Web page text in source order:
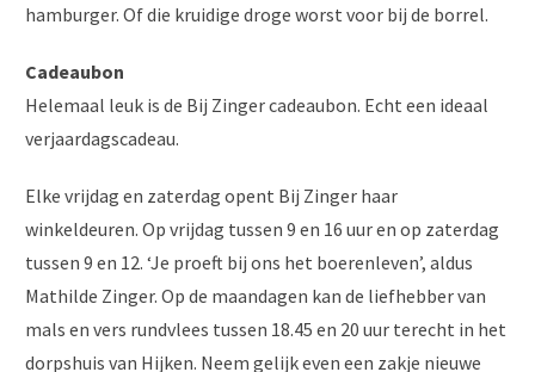
hamburger. Of die kruidige droge worst voor bij de borrel.
Cadeaubon
Helemaal leuk is de Bij Zinger cadeaubon. Echt een ideaal
verjaardagscadeau.
Elke vrijdag en zaterdag opent Bij Zinger haar
winkeldeuren. Op vrijdag tussen 9 en 16 uur en op zaterdag
tussen 9 en 12. ‘Je proeft bij ons het boerenleven’, aldus
Mathilde Zinger. Op de maandagen kan de liefhebber van
mals en vers rundvlees tussen 18.45 en 20 uur terecht in het
dorpshuis van Hijken. Neem gelijk even een zakje nieuwe